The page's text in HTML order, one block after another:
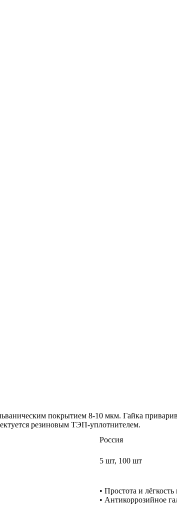
покрытием 8-10 мкм. Гайка
резиновым ТЭП-уплотнителем.
Россия
5 шт, 100 шт
• Простота и
• Антикоррозийное